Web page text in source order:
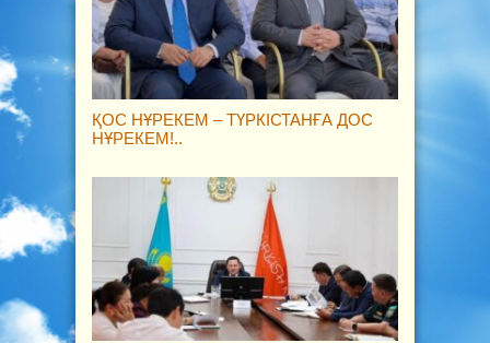
ҚОС НҰРЕКЕМ – ТҮРКІСТАНҒА ДОС
НҰРЕКЕМ!..